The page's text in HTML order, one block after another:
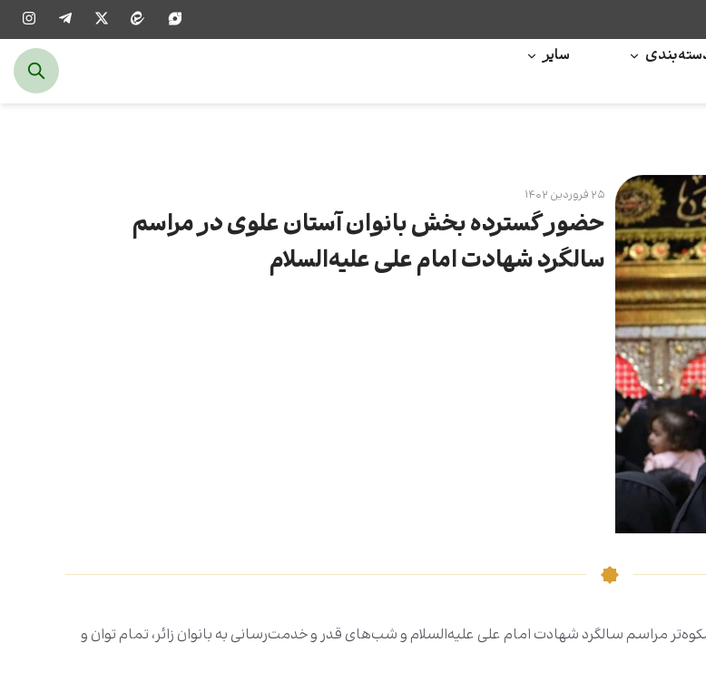
سایر
۲۵ فروردین ۱۴۰۲
حضور گسترده بخش بانوان آستان علوی در مراسم
سالگرد شهادت امام‌ علی علیه‌السلام
مراسم سالگرد شهادت امام علی علیه‌السلام و شب‌های قدر و خدمت‌رسانی به بانوان زائر، تمام توان و